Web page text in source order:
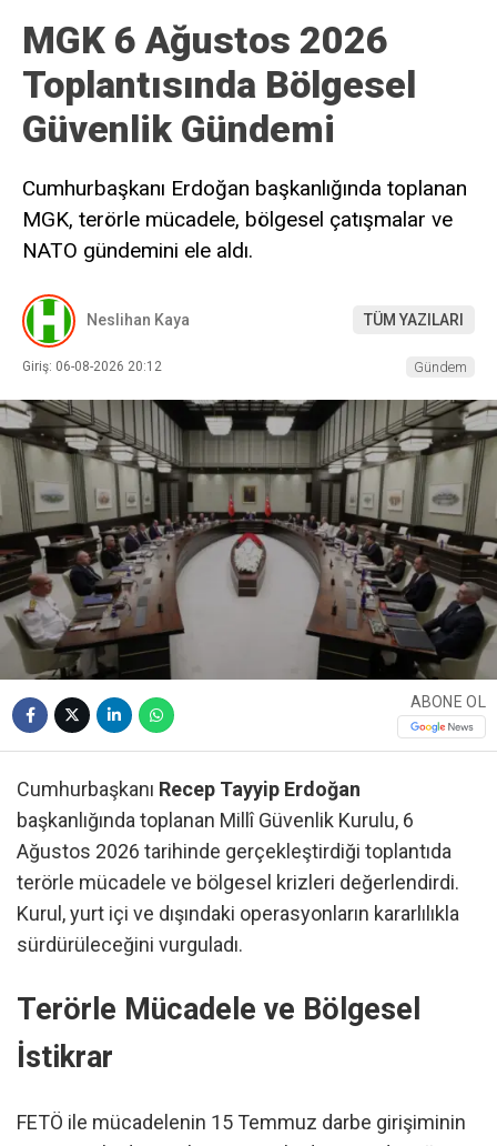
MGK 6 Ağustos 2026
Toplantısında Bölgesel
Güvenlik Gündemi
Cumhurbaşkanı Erdoğan başkanlığında toplanan
MGK, terörle mücadele, bölgesel çatışmalar ve
NATO gündemini ele aldı.
Neslihan Kaya TÜM YAZILARI
Giriş: 06-08-2026 20:12 Gündem
ABONE OL
Cumhurbaşkanı Recep Tayyip Erdoğan
başkanlığında toplanan Millî Güvenlik Kurulu, 6
Ağustos 2026 tarihinde gerçekleştirdiği toplantıda
terörle mücadele ve bölgesel krizleri değerlendirdi.
Kurul, yurt içi ve dışındaki operasyonların kararlılıkla
sürdürüleceğini vurguladı.
Terörle Mücadele ve Bölgesel
İstikrar
FETÖ ile mücadelenin 15 Temmuz darbe girişiminin